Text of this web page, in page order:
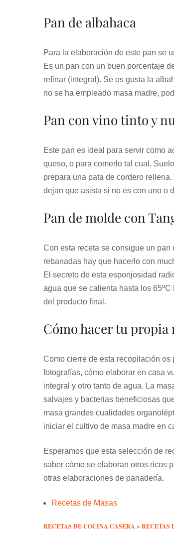
Pan de albahaca
Para la elaboración de este pan se
Es un pan con un buen porcentaje
refinar (integral). Se os gusta la
no se ha empleado masa madre,
Pan con vino tinto y
Este pan es ideal para servir como
queso, o para comerlo tal cual.
prepara una pata de cordero
dejan que asista si no es con uno o
Pan de molde con
Con esta receta se consigue un
rebanadas hay que hacerlo con
El secreto de esta esponjosidad
agua que se calienta hasta los
del producto final.
Cómo hacer tu propia
Como cierre de esta recopilación
fotografías, cómo elaborar en casa
integral y otro tanto de agua. La
salvajes y bacterias beneficiosas
masa grandes cualidades
iniciar el cultivo de masa madre en
Esperamos que esta selección de
saber cómo se elaboran otros ricos
otras elaboraciones de panadería.
Recetas de Masas
RECETAS DE COCINA CASERA > RECETAS